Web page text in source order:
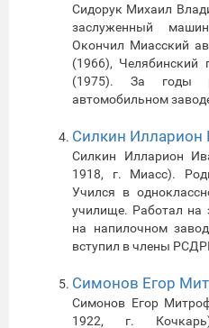
Сидорук Михаил
заслуженный
Окончил Миасский
(1966), Челябинский
(1975). За годы
автомобильном
Силкин Илларион
Силкин Илларион
1918, г. Миасс).
Учился в
училище. Работал на
на напилочном
вступил в члены
Симонов Егор
Симонов Егор
1922, г.